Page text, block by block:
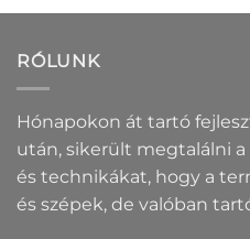
RÓLUNK
Hónapokon át tartó
után, sikerült megtalálni
és technikákat, hogy a
és szépek, de valóban